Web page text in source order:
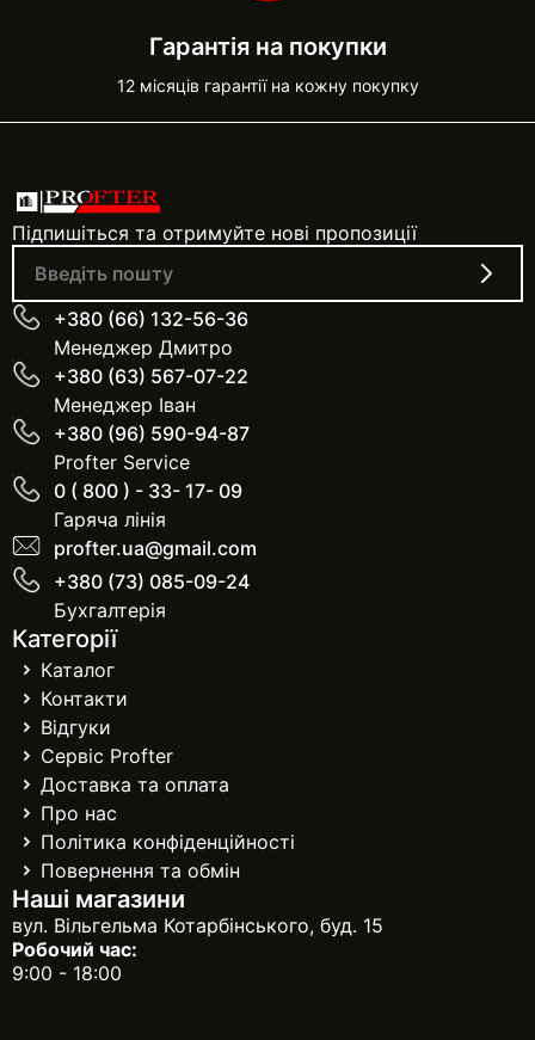
Гарантія на покупки
12 місяців гарантії на кожну покупку
Підпишіться та отримуйте нові пропозиції
+380 (66) 132-56-36
Менеджер Дмитро
+380 (63) 567-07-22
Менеджер Іван
+380 (96) 590-94-87
Profter Service
0 ( 800 ) - 33- 17- 09
Гаряча лінія
profter.ua@gmail.com
+380 (73) 085-09-24
Бухгалтерія
Категорії
Каталог
Контакти
Відгуки
Сервіс Profter
Доставка та оплата
Про нас
Політика конфіденційності
Повернення та обмін
Наші магазини
вул. Вільгельма Котарбінського, буд. 15
Робочий час:
9:00 - 18:00